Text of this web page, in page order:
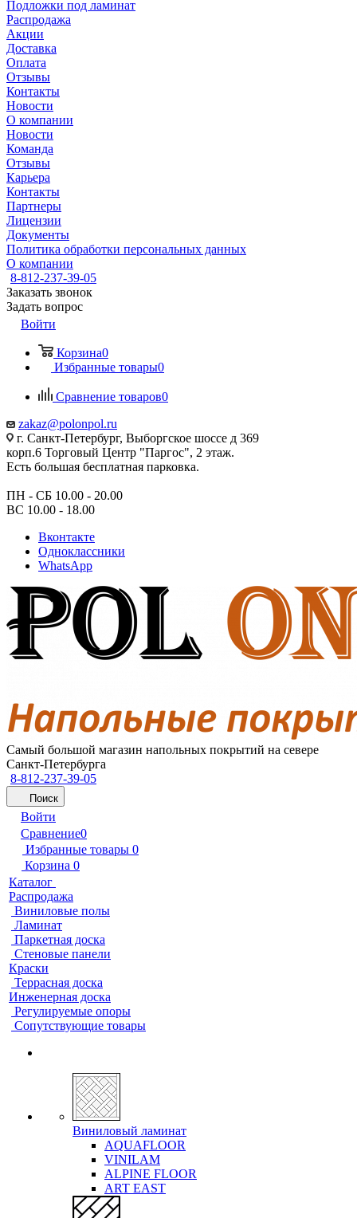
Подложки под ламинат
Распродажа
Акции
Доставка
Оплата
Отзывы
Контакты
Новости
О компании
Новости
Команда
Отзывы
Карьера
Контакты
Партнеры
Лицензии
Документы
Политика обработки персональных данных
О компании
8-812-237-39-05
Заказать звонок
Задать вопрос
Войти
Корзина0
Избранные товары0
Сравнение товаров0
zakaz@polonpol.ru
г. Санкт-Петербург, Выборгское шоссе д 369
корп.6 Торговый Центр "Паргос", 2 этаж.
Есть большая бесплатная парковка.
ПН - СБ 10.00 - 20.00
ВС 10.00 - 18.00
Вконтакте
Одноклассники
WhatsApp
Самый большой магазин напольных покрытий на севере
Санкт-Петербурга
8-812-237-39-05
Поиск
Войти
Сравнение0
Избранные товары 0
Корзина 0
Каталог
Распродажа
Виниловые полы
Ламинат
Паркетная доска
Стеновые панели
Краски
Террасная доска
Инженерная доска
Регулируемые опоры
Сопутствующие товары
Виниловый ламинат
AQUAFLOOR
VINILAM
ALPINE FLOOR
ART EAST